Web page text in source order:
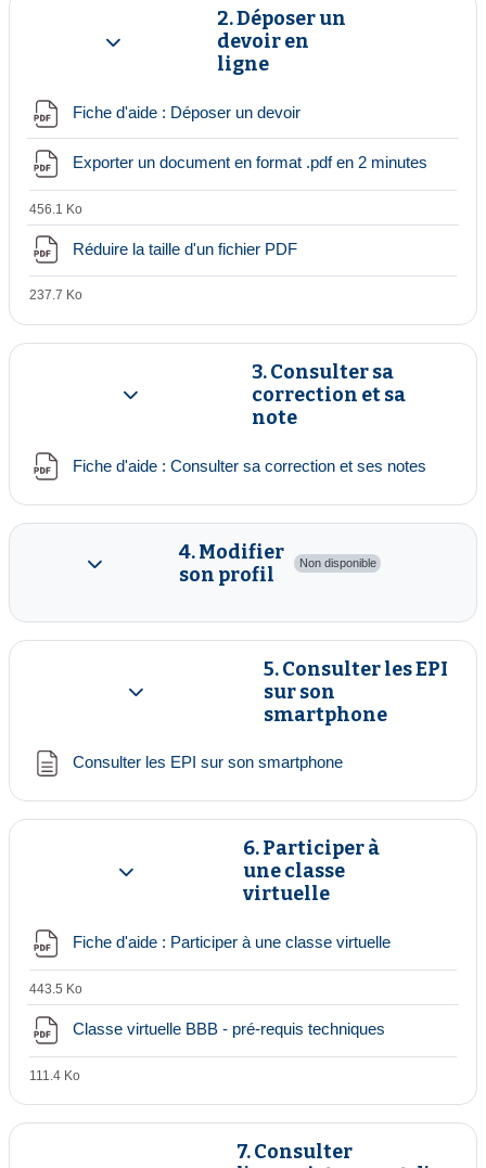
Replier
2. Déposer un
devoir en
ligne
Fiche d'aide : Déposer un devoir
Exporter un document en format .pdf en 2 minutes
456.1 Ko
Réduire la taille d'un fichier PDF
237.7 Ko
Replier
3. Consulter sa
correction et sa
note
Fiche d'aide : Consulter sa correction et ses notes
Replier
4. Modifier
son profil
Non disponible
Replier
5. Consulter les EPI
sur son
smartphone
Consulter les EPI sur son smartphonePage
Replier
6. Participer à
une classe
virtuelle
Fiche d'aide : Participer à une classe virtuelle
443.5 Ko
Classe virtuelle BBB - pré-requis techniques
111.4 Ko
7. Consulter